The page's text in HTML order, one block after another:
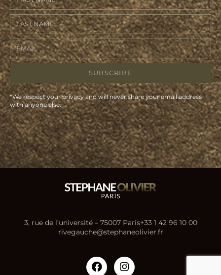
SUBSCRIBE
*We respect your privacy and will never share your email address
with anyone else.
3, rue de l’université – 75007 Paris+33 1 42 96 10 00
rivegauche@stephaneolivier.fr